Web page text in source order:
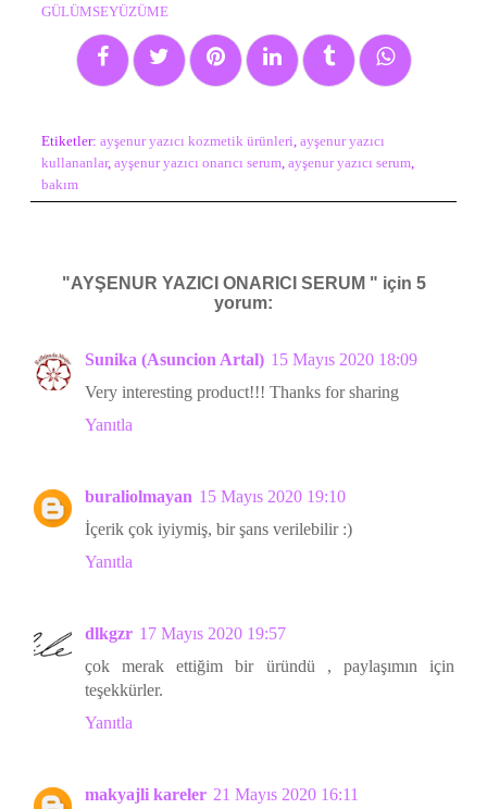
GÜLÜMSEYÜZÜME
Etiketler: ayşenur yazıcı kozmetik ürünleri, ayşenur yazıcı
kullananlar, ayşenur yazıcı onarıcı serum, ayşenur yazıcı serum,
bakım
"AYŞENUR YAZICI ONARICI SERUM " için 5
yorum:
Sunika (Asuncion Artal) 15 Mayıs 2020 18:09
Very interesting product!!! Thanks for sharing
Yanıtla
buraliolmayan 15 Mayıs 2020 19:10
İçerik çok iyiymiş, bir şans verilebilir :)
Yanıtla
dlkgzr 17 Mayıs 2020 19:57
çok merak ettiğim bir üründü , paylaşımın için
teşekkürler.
Yanıtla
makyajli kareler 21 Mayıs 2020 16:11